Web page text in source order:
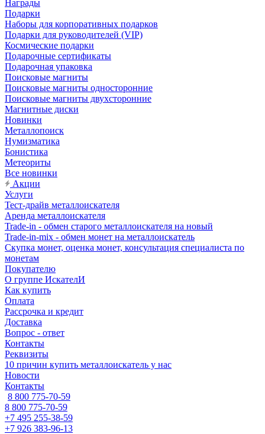
Награды
Подарки
Наборы для корпоративных подарков
Подарки для руководителей (VIP)
Космические подарки
Подарочные сертификаты
Подарочная упаковка
Поисковые магниты
Поисковые магниты односторонние
Поисковые магниты двухсторонние
Магнитные диски
Новинки
Металлопоиск
Нумизматика
Бонистика
Метеориты
Все новинки
Акции
Услуги
Тест-драйв металлоискателя
Аренда металлоискателя
Trade-in - обмен старого металлоискателя на новый
Trade-in-mix - обмен монет на металлоискатель
Скупка монет, оценка монет, консультация специалиста по
монетам
Покупателю
О группе ИскателИ
Как купить
Оплата
Рассрочка и кредит
Доставка
Вопрос - ответ
Контакты
Реквизиты
10 причин купить металлоискатель у нас
Новости
Контакты
8 800 775-70-59
8 800 775-70-59
+7 495 255-38-59
+7 926 383-96-13